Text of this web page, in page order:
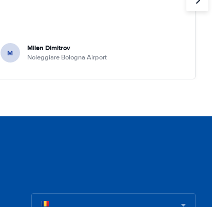
M Milen Dimitrov
Noleggiare Bologna Airport